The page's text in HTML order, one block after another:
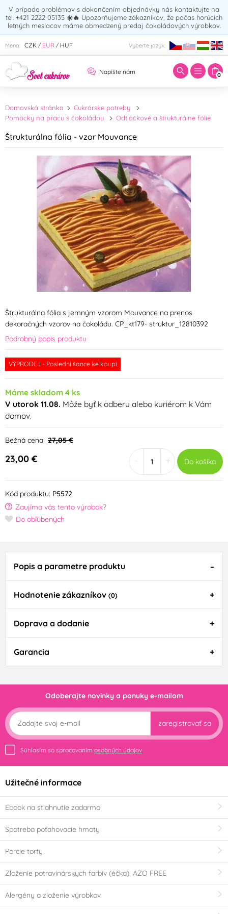
V prípade problémov s dokončením objednávky nás kontaktujte na
tel. +421 2222 05135 ☀️🔥 Upozorňujeme zákazníkov, že počas horúcich
letných mesiacov máme obmedzený predaj čokoládových výrobkov.
Mena: CZK / EUR / HUF Vyberte jazyk:
Napíšte nám 0
Zadajte hľadaný výraz:
Domovská stránka
Cukrárske potreby
Pomôcky na prácu s čokoládou
Odtlačkové a štrukturálne fólie
Štrukturálna fólia - vzor Mouvance
Štrukturálna fólia s jemným vzorom Mouvance na prenos
dekoračných vzorov na čokoládu. CP_kt179- struktur_12810392
Podrobný popis produktu
VÝPRODEJ - Poslední šance ke koupi
Máme skladom 4 ks
V utorok 11.08. Môže byť k odberu alebo kuriérom k Vám
domov.
Bežná cena 27,05 €
23,00 € + Do košíka
Kód produktu: P5572
Zaujíma vás tento výrobok?
Do obľúbených
Popis a parametre produktu
Hodnotenie zákazníkov (0)
Doprava a dodanie
Garancia
Odoberajte novinky a ponuky e-mailom
zaregistrovať sa
Súhlasím so spracovaním osobných údajov
Užitečné informace
Ebook na stiahnutie zadarmo
Spotreba poťahovacie hmoty
Porcie torty
Zloženie potravinárskych farbív (éčka), AZO FREE
Alergény a zloženie výrobkov